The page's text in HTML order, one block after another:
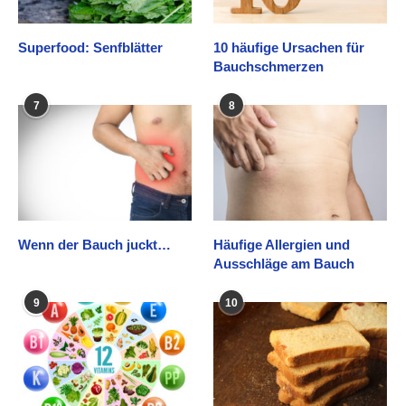
Superfood: Senfblätter
10 häufige Ursachen für
Bauchschmerzen
7
Wenn der Bauch juckt…
8
Häufige Allergien und
Ausschläge am Bauch
9 10